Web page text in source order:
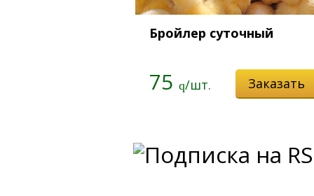
Бройлер суточный
75 q/шт. Заказать